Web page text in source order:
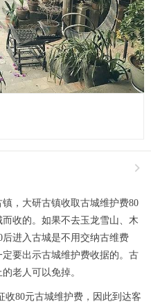

，大研古镇收取古城维护费80
收的。如果不去玉龙雪山、木
进入古城是不用交纳古维费
要出示古城维护费收据的。古
老人可以免掉。
收80元古城维护费，因此到达客